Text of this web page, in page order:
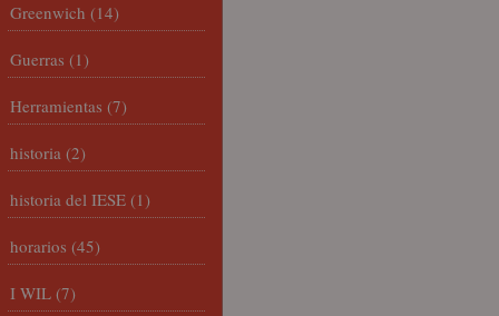
Greenwich (14)
Guerras (1)
Herramientas (7)
historia (2)
historia del IESE (1)
horarios (45)
I WIL (7)